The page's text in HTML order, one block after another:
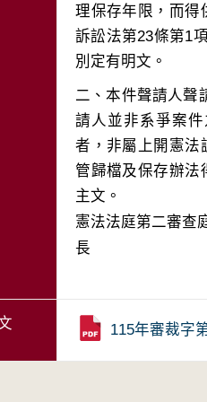
理保存年限，而得
訴訟法第23條第1
二、本件聲請人聲
請人並非系爭案
者，非屬上開憲法
管歸檔及保存辦法
主文。
憲法法庭第二審查
長
115年審裁字